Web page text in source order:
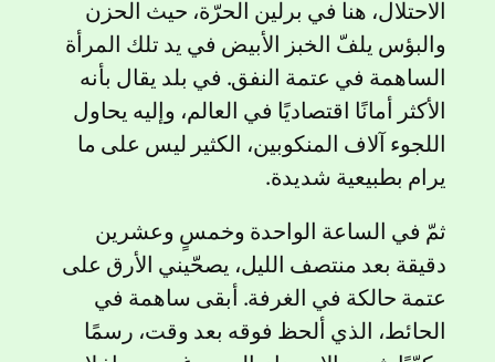
الاحتلال، هنا في برلين الحرّة، حيث الحزن
والبؤس يلفّ الخبز الأبيض في يد تلك المرأة
الساهمة في عتمة النفق. في بلد يقال بأنه
الأكثر أمانًا اقتصاديًا في العالم، وإليه يحاول
اللجوء آلاف المنكوبين، الكثير ليس على ما
يرام بطبيعية شديدة.
ثمّ في الساعة الواحدة وخمسٍ وعشرين
دقيقة بعد منتصف الليل، يصحّيني الأرق على
عتمة حالكة في الغرفة. أبقى ساهمة في
الحائط، الذي ألحظ فوقه بعد وقت، رسمًا